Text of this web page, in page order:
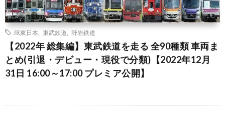
JR東日本 東武鉄道 野岩鉄道
【2022年 総集編】東武鉄道を走る 全90種類 車両ま
とめ(引退・デビュー・現役で分類)【2022年12月
31日 16:00～17:00 プレミア公開】